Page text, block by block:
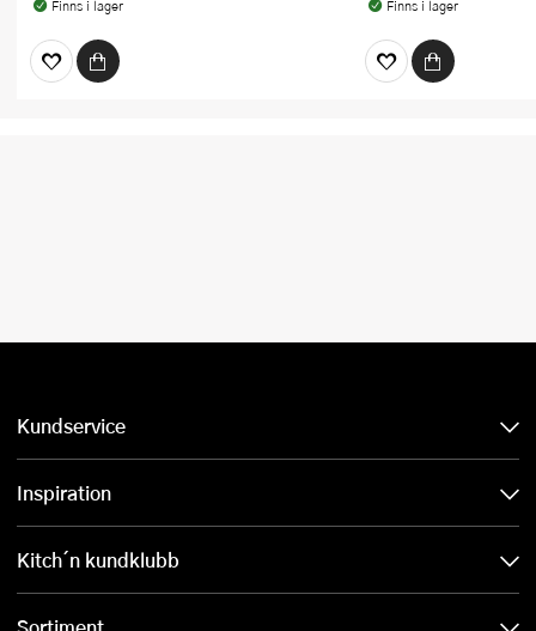
Finns i lager Finns i lager
Kundservice
Inspiration
Kitch´n kundklubb